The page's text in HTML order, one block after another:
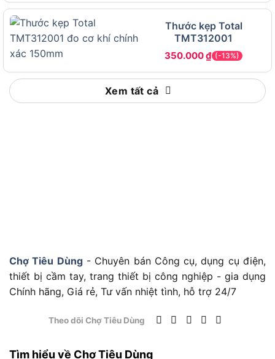
chính xác tuyệt đối.
Dễ đọc và sử dụng
Vạch khắc laser trên thước có độ rõ nét cao, giúp
người dùng đọc kết quả nhanh chóng mà không
cần căng mắt. Ngoài ra, thiết kế nhẹ (0.35kg) và
kích thước nhỏ gọn (230mm) giúp bạn dễ dàng
Đối tượng sử dụng và ứng dụng thực tế của Thước kẹp
Insize 1109
Thước kẹp Insize 1109 được thiết kế để đáp ứng
Thước kẹp Total
TMT312001
350.000₫ (-13%)
Xem tất cả
Chợ Tiêu Dùng- Chuyên bán Công cụ, dụng cụ điện,
thiết bị cầm tay, trang thiết bị công nghiệp - gia dụng
Chính hãng, Giá rẻ, Tư vấn nhiệt tình, hỗ trợ 24/7
Theo dõi Chợ Tiêu Dùng
Tìm hiểu về Chợ Tiêu Dùng